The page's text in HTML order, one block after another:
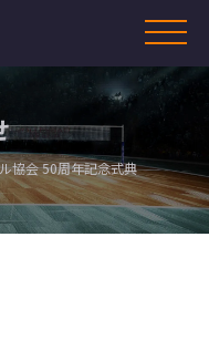
協会 50周年記念式典